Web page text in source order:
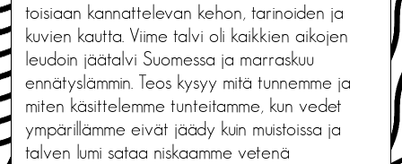
toisiaan kannattelevan kehon, tarinoiden ja
kuvien kautta. Viime talvi oli kaikkien aikojen
leudoin jäätalvi Suomessa ja marraskuu
ennätyslämmin. Teos kysyy mitä tunnemme ja
miten käsittelemme tunteitamme, kun vedet
ympärillämme eivät jäädy kuin muistoissa ja
talven lumi sataa niskaamme vetenä